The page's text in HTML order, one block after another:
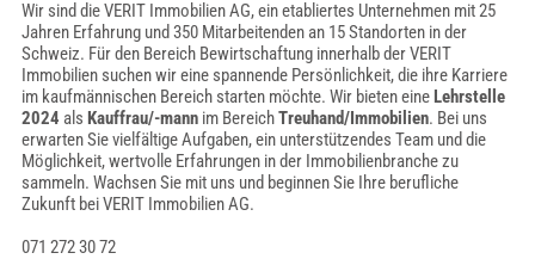
Wir sind die VERIT Immobilien AG, ein etabliertes Unternehmen mit 25
Jahren Erfahrung und 350 Mitarbeitenden an 15 Standorten in der
Schweiz. Für den Bereich Bewirtschaftung innerhalb der VERIT
Immobilien suchen wir eine spannende Persönlichkeit, die ihre Karriere
im kaufmännischen Bereich starten möchte. Wir bieten eineLehrstelle
2024 als Kauffrau/-mannim BereichTreuhand/Immobilien. Bei uns
erwarten Sie vielfältige Aufgaben, ein unterstützendes Team und die
Möglichkeit, wertvolle Erfahrungen in der Immobilienbranche zu
sammeln. Wachsen Sie mit uns und beginnen Sie Ihre berufliche
Zukunft bei VERIT Immobilien AG.
071 272 30 72